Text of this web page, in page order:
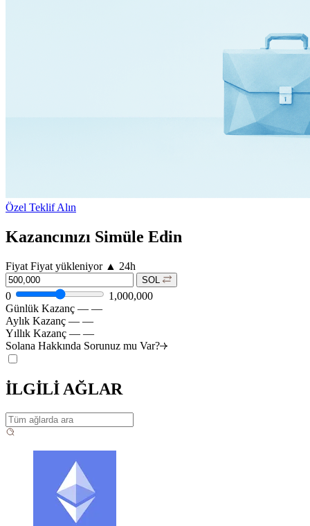
Özel Teklif Alın
Kazancınızı Simüle Edin
Fiyat Fiyat yükleniyor ▲ 24h
SOL
0
1,000,000
Günlük Kazanç — —
Aylık Kazanç — —
Yıllık Kazanç — —
Solana Hakkında Sorunuz mu Var?
İLGİLİ AĞLAR